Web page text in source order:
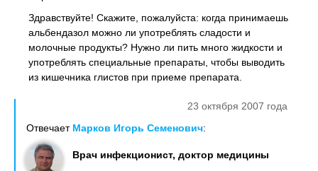
Здравствуйте! Скажите, пожалуйста: когда принимаешь
альбендазол можно ли употреблять сладости и
молочные продукты? Нужно ли пить много жидкости и
употреблять специальные препараты, чтобы выводить
из кишечника глистов при приеме препарата.
23 октября 2007 года
Отвечает Марков Игорь Семенович:
Врач инфекционист, доктор медицины